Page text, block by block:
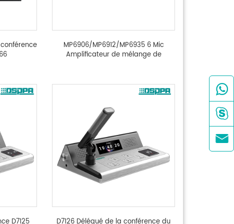
MP6906/MP6912/MP6935 6 Mic
Amplificateur de mélange de
D7125 D7126 Délégué de la conférence du


